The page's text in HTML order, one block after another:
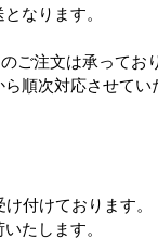
なります。
ご注文は承ってお
順次対応させてい
付けております。
たします。